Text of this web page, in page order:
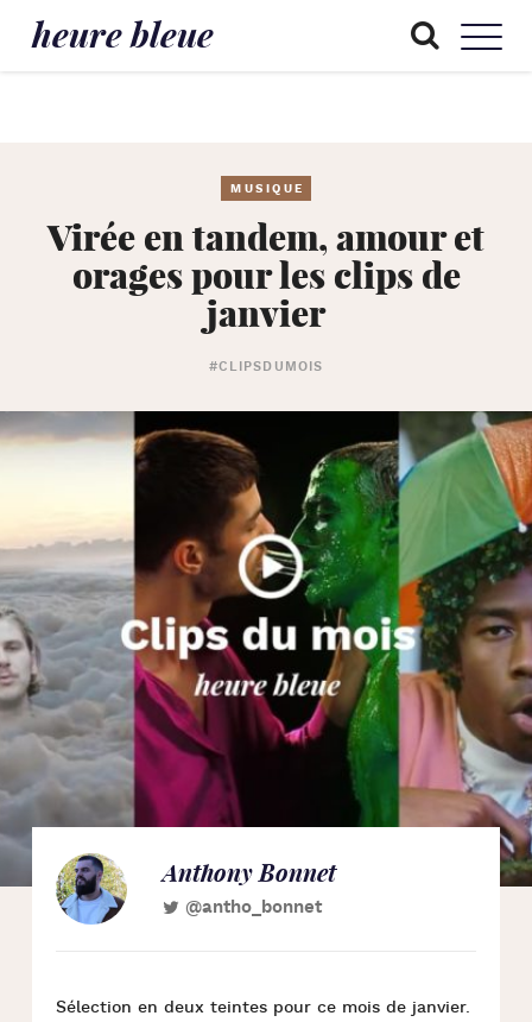
heure bleue
MUSIQUE
Virée en tandem, amour et
orages pour les clips de
janvier
#CLIPSDUMOIS
Anthony Bonnet
@antho_bonnet
Sélection en deux teintes pour ce mois de janvier.